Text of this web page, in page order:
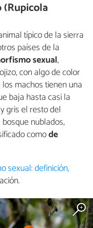
(Rupicola
típico de la sierra
países de la
sexual,
con algo de color
machos tienen una
baja hasta casi la
gris el resto del
nublados,
comode
sexual: definición,